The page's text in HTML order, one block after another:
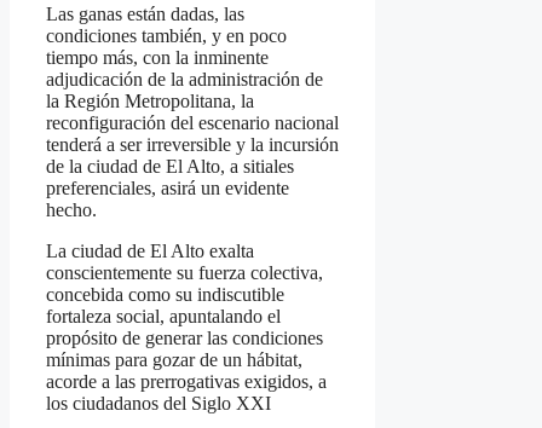
Las ganas están dadas, las
condiciones también, y en poco
tiempo más, con la inminente
adjudicación de la administración de
la Región Metropolitana, la
reconfiguración del escenario nacional
tenderá a ser irreversible y la incursión
de la ciudad de El Alto, a sitiales
preferenciales, asirá un evidente
hecho.
La ciudad de El Alto exalta
conscientemente su fuerza colectiva,
concebida como su indiscutible
fortaleza social, apuntalando el
propósito de generar las condiciones
mínimas para gozar de un hábitat,
acorde a las prerrogativas exigidos, a
los ciudadanos del Siglo XXI